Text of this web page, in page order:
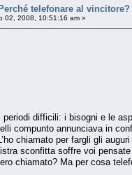
telefonare al vincitore?
02, 2008, 10:51:16 am »
difficili: i bisogni e le
compunto annunciava in
chiamato per fargli gli
sconfitta soffre voi
chiamato? Ma per cosa